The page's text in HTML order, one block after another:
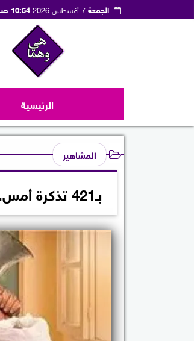
الجمعة7 أغسطس 2026 10:54 صـ
الرئيسية
المشاهير
بـ421 تذكرة أمس.. فيلم برشامة يرفع إيراداته إلى 213 مليونا و858 ألف جنيه